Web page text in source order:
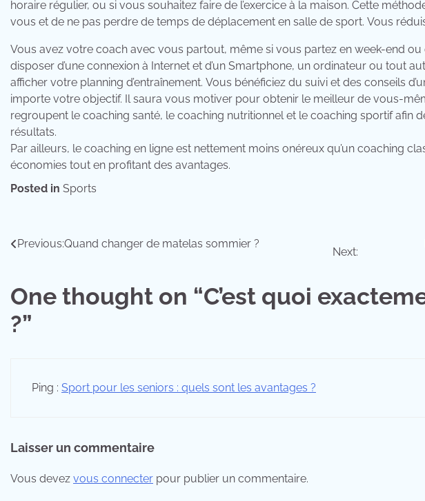
horaire régulier, ou si vous souhaitez faire de l’exercice à la maison. Cette
vous et de ne pas perdre de temps de déplacement en salle de sport. Vous
Vous avez votre coach avec vous partout, même si vous partez en week-end ou
disposer d’une connexion à Internet et d’un Smartphone, un ordinateur ou tout
afficher votre planning d’entraînement. Vous bénéficiez du suivi et des conseils
importe votre objectif. Il saura vous motiver pour obtenir le meilleur de vous-
regroupent le coaching santé, le coaching nutritionnel et le coaching sportif afin
résultats.
Par ailleurs, le coaching en ligne est nettement moins onéreux qu’un coaching
économies tout en profitant des avantages.
Posted in Sports
Navigation
l’article
Previous:Quand changer de matelas sommier ?
Next:
One thought on “C’est quoi
?”
Ping : Sport pour les seniors : quels sont les avantages ?
Laisser un commentaire
Vous devez vous connecter pour publier un commentaire.